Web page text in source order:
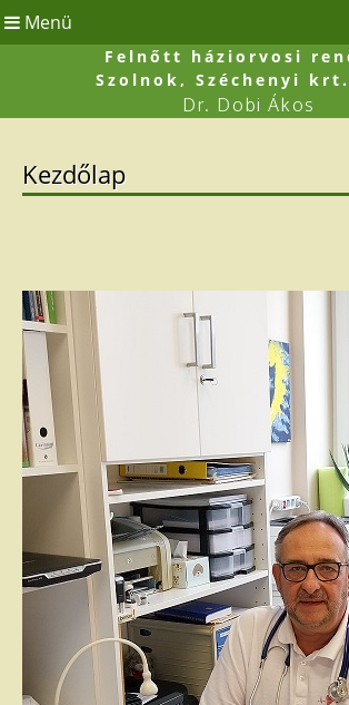
Menü
Felnőtt háziorvosi
Szolnok, Széchenyi
Dr. Dobi Ákos
Kezdőlap